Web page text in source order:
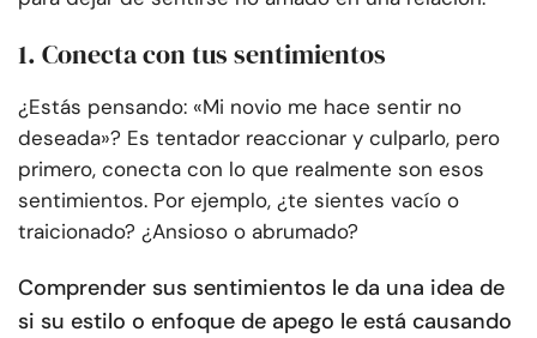
1. Conecta con tus sentimientos
¿Estás pensando: «Mi novio me hace sentir no
deseada»? Es tentador reaccionar y culparlo, pero
primero, conecta con lo que realmente son esos
sentimientos. Por ejemplo, ¿te sientes vacío o
traicionado? ¿Ansioso o abrumado?
Comprender sus sentimientos le da una idea de
si su estilo o enfoque de apego le está causando